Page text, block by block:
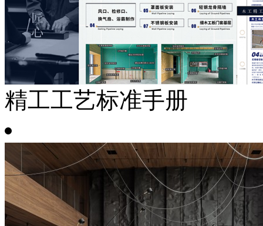
精工工艺标准手册